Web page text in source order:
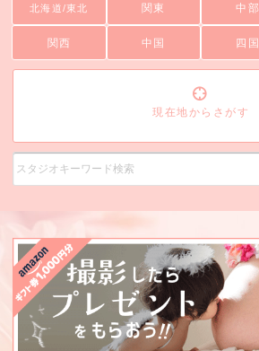
北海道/東北 関東 中部
関西 中国 四国
現在地からさがす